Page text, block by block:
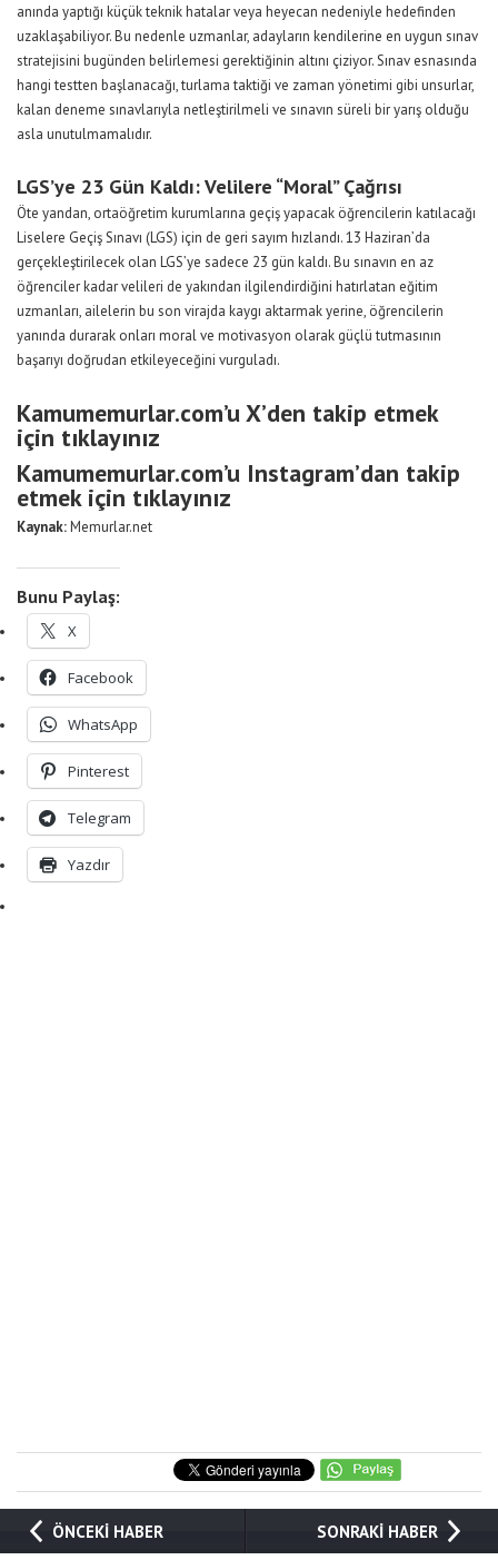
anında yaptığı küçük teknik hatalar veya heyecan nedeniyle hedefinden
uzaklaşabiliyor. Bu nedenle uzmanlar, adayların kendilerine en uygun sınav
stratejisini bugünden belirlemesi gerektiğinin altını çiziyor. Sınav esnasında
hangi testten başlanacağı, turlama taktiği ve zaman yönetimi gibi unsurlar,
kalan deneme sınavlarıyla netleştirilmeli ve sınavın süreli bir yarış olduğu
asla unutulmamalıdır.
LGS’ye 23 Gün Kaldı: Velilere “Moral” Çağrısı
Öte yandan, ortaöğretim kurumlarına geçiş yapacak öğrencilerin katılacağı
Liselere Geçiş Sınavı (LGS) için de geri sayım hızlandı. 13 Haziran’da
gerçekleştirilecek olan LGS’ye sadece 23 gün kaldı. Bu sınavın en az
öğrenciler kadar velileri de yakından ilgilendirdiğini hatırlatan eğitim
uzmanları, ailelerin bu son virajda kaygı aktarmak yerine, öğrencilerin
yanında durarak onları moral ve motivasyon olarak güçlü tutmasının
başarıyı doğrudan etkileyeceğini vurguladı.
Kamumemurlar.com’u X’den takip etmek
için tıklayınız
Kamumemurlar.com’u Instagram’dan takip
etmek için tıklayınız
Kaynak:Memurlar.net
Bunu Paylaş:
X
Facebook
WhatsApp
Pinterest
Telegram
Yazdır
ÖNCEKİ HABER SONRAKİ HABER